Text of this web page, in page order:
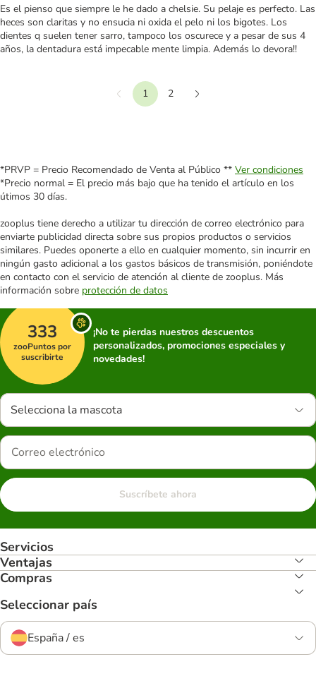
Es el pienso que siempre le he dado a chelsie. Su pelaje es perfecto. Las
heces son claritas y no ensucia ni oxida el pelo ni los bigotes. Los
dientes q suelen tener sarro, tampoco los oscurece y a pesar de sus 4
años, la dentadura está impecable mente limpia. Además lo devora!!
Anterior
1
2
*PRVP = Precio Recomendado de Venta al Público ** Ver condiciones
*Precio normal = El precio más bajo que ha tenido el artículo en los
útimos 30 días.
zooplus tiene derecho a utilizar tu dirección de correo electrónico para
enviarte publicidad directa sobre sus propios productos o servicios
similares. Puedes oponerte a ello en cualquier momento, sin incurrir en
ningún gasto adicional a los gastos básicos de transmisión, poniéndote
en contacto con el servicio de atención al cliente de zooplus. Más
información sobre protección de datos
333
zooPuntos por
suscribirte
¡No te pierdas nuestros descuentos
personalizados, promociones especiales y
novedades!
Selecciona la mascota
Suscríbete ahora
Servicios
Ventajas
Compras
Seleccionar país
España / es